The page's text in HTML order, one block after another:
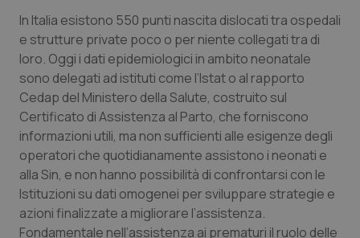
Puglia
Sardegna
Sicilia
Toscana
Umbria
Malattie rare
Malattia di Crohn & Rettocolite Ulcerosa
Neuroscienze & patologie neurodegenerative
Obesità
Oftalmologia
In Italia esistono 550 punti nascita dislocati tra ospedali
e strutture private poco o per niente collegati tra di
loro. Oggi i dati epidemiologici in ambito neonatale
sono delegati ad istituti come l’Istat o al rapporto
Cedap del Ministero della Salute, costruito sul
Certificato di Assistenza al Parto, che forniscono
informazioni utili, ma non sufficienti alle esigenze degli
operatori che quotidianamente assistono i neonati e
alla Sin, e non hanno possibilità di confrontarsi con le
Istituzioni su dati omogenei per sviluppare strategie e
azioni finalizzate a migliorare l’assistenza.
Fondamentale nell’assistenza ai prematuri il ruolo delle